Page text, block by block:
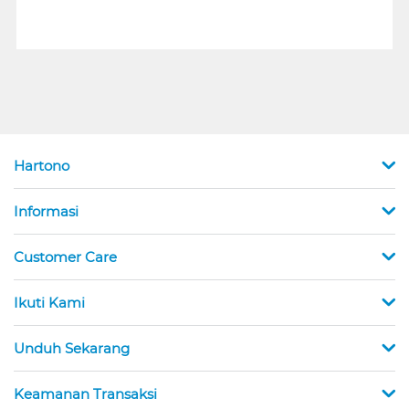
Hartono
Informasi
Customer Care
Ikuti Kami
Unduh Sekarang
Keamanan Transaksi